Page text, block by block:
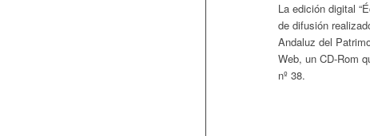
La edición digital
de difusión
Andaluz del
Web, un CD-Rom
nº 38.